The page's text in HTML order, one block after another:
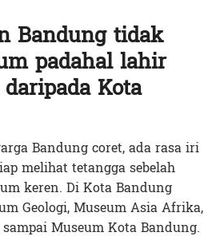
Bandung tidak
padahal lahir
Kota
Bandung coret, ada rasa iri
melihat tetangga sebelah
keren. Di Kota Bandung
Geologi, Museum Asia Afrika,
Museum Kota Bandung.